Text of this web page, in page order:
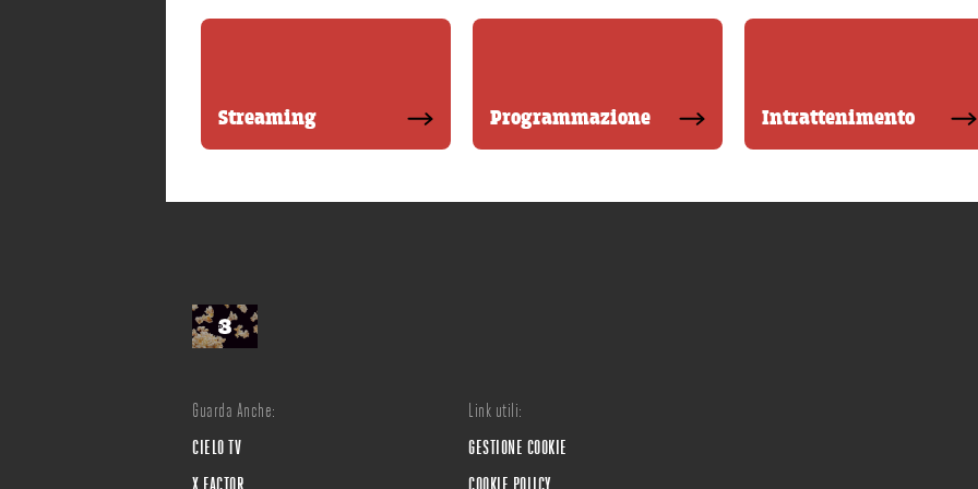
Streaming Programmazione Intrattenimento
Guarda Anche:
CIELO TV
X FACTOR
Link utili:
GESTIONE COOKIE
COOKIE POLICY